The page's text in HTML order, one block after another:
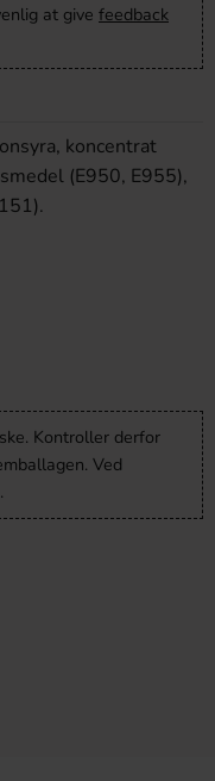
at give feedback
koncentrat
(E950, E955),
Kontroller derfor
Ved